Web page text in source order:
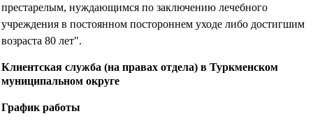
престарелым, нуждающимся по заключению лечебного
учреждения в постоянном постороннем уходе либо достигшим
возраста 80 лет".
Клиентская служба (на правах отдела) в Туркменском
муниципальном округе
График работы